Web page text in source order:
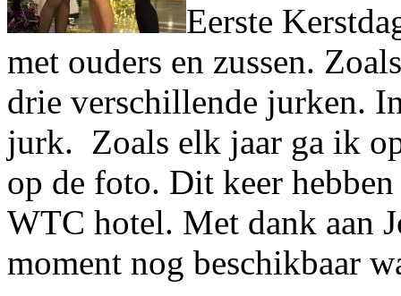
Eerste
met ouders en zussen.
drie verschillende jurken.
jurk. Zoals elk jaar ga ik
op de foto. Dit keer
WTC hotel. Met dank aan
moment nog beschikbaar